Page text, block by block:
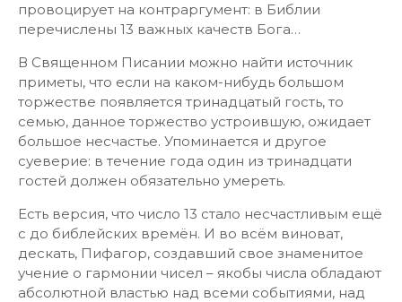
провоцирует на контраргумент: в Библии
перечислены 13 важных качеств Бога…
В Священном Писании можно найти источник
приметы, что если на каком-нибудь большом
торжестве появляется тринадцатый гость, то
семью, данное торжество устроившую, ожидает
большое несчастье. Упоминается и другое
суеверие: в течение года один из тринадцати
гостей должен обязательно умереть.
Есть версия, что число 13 стало несчастливым ещё
с до библейских времён. И во всём виноват,
дескать, Пифагор, создавший свое знаменитое
учение о гармонии чисел – якобы числа обладают
абсолютной властью над всеми событиями, над